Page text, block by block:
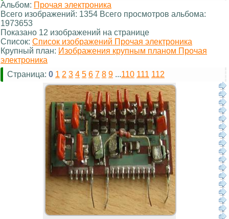
Альбом: Прочая электроника
Всего изображений: 1354 Всего просмотров альбома:
1973653
Показано 12 изображений на странице
Список: Список изображений Прочая электроника
Крупный план: Изображения крупным планом Прочая
электроника
Страница: 0 1 2 3 4 5 6 7 8 9 ...110 111 112